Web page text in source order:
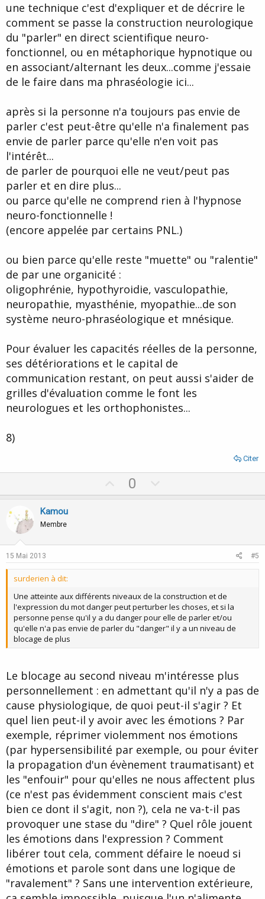
une technique c'est d'expliquer et de décrire le
comment se passe la construction neurologique
du "parler" en direct scientifique neuro-
fonctionnel, ou en métaphorique hypnotique ou
en associant/alternant les deux...comme j'essaie
de le faire dans ma phraséologie ici...
après si la personne n'a toujours pas envie de
parler c'est peut-être qu'elle n'a finalement pas
envie de parler parce qu'elle n'en voit pas
l'intérêt...
de parler de pourquoi elle ne veut/peut pas
parler et en dire plus...
ou parce qu'elle ne comprend rien à l'hypnose
neuro-fonctionnelle !
(encore appelée par certains PNL.)
ou bien parce qu'elle reste "muette" ou "ralentie"
de par une organicité :
oligophrénie, hypothyroidie, vasculopathie,
neuropathie, myasthénie, myopathie...de son
système neuro-phraséologique et mnésique.
Pour évaluer les capacités réelles de la personne,
ses détériorations et le capital de
communication restant, on peut aussi s'aider de
grilles d'évaluation comme le font les
neurologues et les orthophonistes...
8)
Citer
p
0
o
Kamou
Membre
15 Mai 2013 #5
surderien à dit:
Une atteinte aux différents niveaux de la construction et de
l'expression du mot danger peut perturber les choses, et si la
personne pense qu'il y a du danger pour elle de parler et/ou
qu'elle n'a pas envie de parler du "danger" il y a un niveau de
blocage de plus
Le blocage au second niveau m'intéresse plus
personnellement : en admettant qu'il n'y a pas de
cause physiologique, de quoi peut-il s'agir ? Et
quel lien peut-il y avoir avec les émotions ? Par
exemple, réprimer violemment nos émotions
(par hypersensibilité par exemple, ou pour éviter
la propagation d'un évènement traumatisant) et
les "enfouir" pour qu'elles ne nous affectent plus
(ce n'est pas évidemment conscient mais c'est
bien ce dont il s'agit, non ?), cela ne va-t-il pas
provoquer une stase du "dire" ? Quel rôle jouent
les émotions dans l'expression ? Comment
libérer tout cela, comment défaire le noeud si
émotions et parole sont dans une logique de
"ravalement" ? Sans une intervention extérieure,